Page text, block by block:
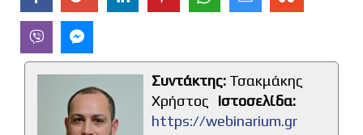
Συντάκτης: Τσακμάκης
Χρήστος
Ιστοσελίδα:
https://webinarium.gr